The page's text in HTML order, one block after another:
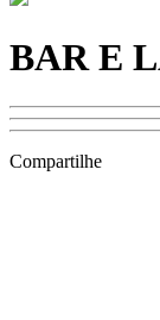
BAR E
Compartilhe